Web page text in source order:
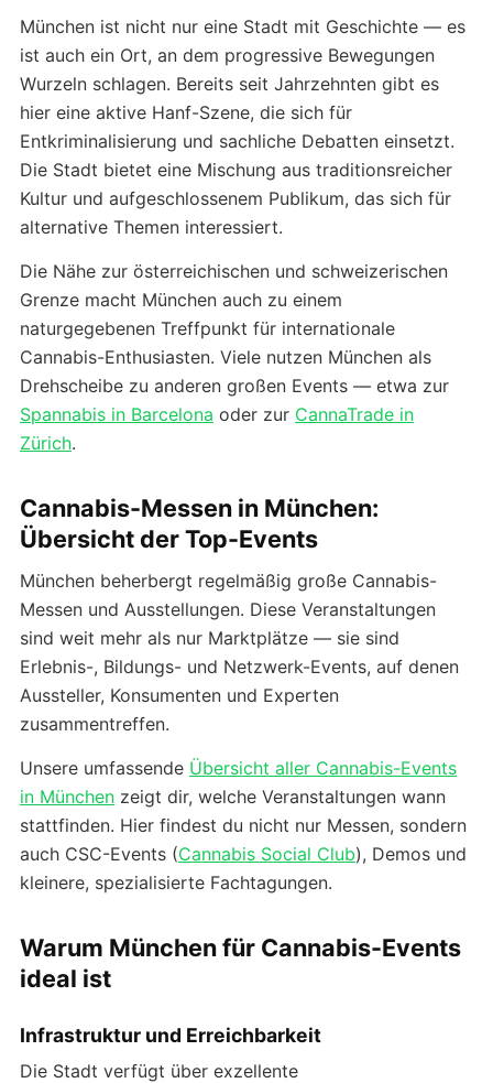
München ist nicht nur eine Stadt mit Geschichte — es
ist auch ein Ort, an dem progressive Bewegungen
Wurzeln schlagen. Bereits seit Jahrzehnten gibt es
hier eine aktive Hanf-Szene, die sich für
Entkriminalisierung und sachliche Debatten einsetzt.
Die Stadt bietet eine Mischung aus traditionsreicher
Kultur und aufgeschlossenem Publikum, das sich für
alternative Themen interessiert.
Die Nähe zur österreichischen und schweizerischen
Grenze macht München auch zu einem
naturgegebenen Treffpunkt für internationale
Cannabis-Enthusiasten. Viele nutzen München als
Drehscheibe zu anderen großen Events — etwa zur
Spannabis in Barcelona oder zur CannaTrade in
Zürich.
Cannabis-Messen in München:
Übersicht der Top-Events
München beherbergt regelmäßig große Cannabis-
Messen und Ausstellungen. Diese Veranstaltungen
sind weit mehr als nur Marktplätze — sie sind
Erlebnis-, Bildungs- und Netzwerk-Events, auf denen
Aussteller, Konsumenten und Experten
zusammentreffen.
Unsere umfassende Übersicht aller Cannabis-Events
in München zeigt dir, welche Veranstaltungen wann
stattfinden. Hier findest du nicht nur Messen, sondern
auch CSC-Events (Cannabis Social Club), Demos und
kleinere, spezialisierte Fachtagungen.
Warum München für Cannabis-Events
ideal ist
Infrastruktur und Erreichbarkeit
Die Stadt verfügt über exzellente